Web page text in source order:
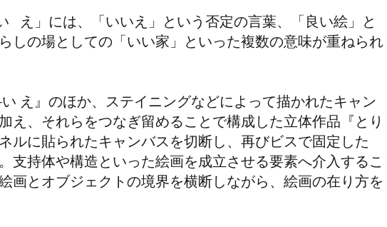
え」には、「いいえ」という否定の言葉、「良い絵」と
しの場としての「いい家」といった複数の意味が重ねられ
い え』 のほか、ステイニングなどによって描かれたキャン
え、それらをつなぎ留めることで構成した立体作品『とり
ルに貼られたキャンバスを切断し、再びビスで固定した
支持体や構造といった絵画を成立させる要素へ介入するこ
画とオブジェクトの境界を横断しながら、絵画の在り方を